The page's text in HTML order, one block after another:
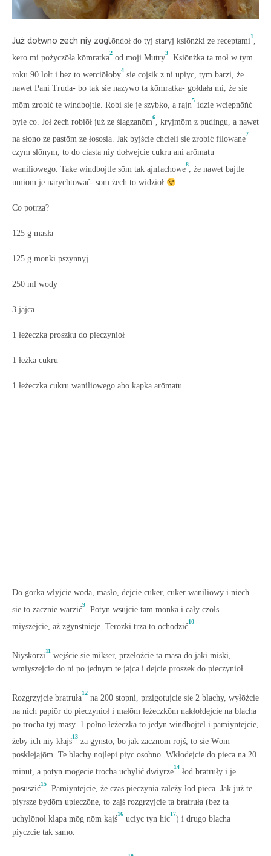
Już dołwno żech niy zaglōndoł do tyj staryj ksiōnżki ze receptami
1
,
kero mi pożyczōła kōmratka
2
od moji Mutry
3
. Ksiōnżka ta moł w tym
roku 90 lołt i bez to werciōłoby
4
sie cojsik z ni upiyc, tym barzi, że
nawet Pani Truda- bo tak sie nazywo ta kōmratka- gołdała mi, że sie
mōm zrobić te windbojtle. Robi sie je szybko, a rajn
5
idzie wciepnōńć
byle co. Joł żech robiōł już ze ślagzanōm
6
, kryjmōm z pudingu, a nawet
na słono ze pastōm ze łososia. Jak byjście chcieli sie zrobić filowane
7
czym słōnym, to do ciasta niy dołwejcie cukru ani arōmatu
waniliowego. Take windbojtle sōm tak ajnfachowe
8
, że nawet bajtle
umiōm je narychtować- sōm żech to widzioł
Co potrza?
125 g masła
125 g mōnki pszynnyj
250 ml wody
3 jajca
1 łeżeczka proszku do pieczynioł
1 łeżka cukru
1 łeżeczka cukru waniliowego abo kapka arōmatu
Do gorka wlyjcie woda, masło, dejcie cuker, cuker waniliowy i niech
sie to zacznie warzić
9
. Potyn wsujcie tam mōnka i cały czołs
miyszejcie, aż zgynstnieje. Terozki trza to ochōdzić
10
.
Niyskorzi
11
wejście sie mikser, przełōżcie ta masa do jaki miski,
wmiyszejcie do ni po jednym te jajca i dejcie proszek do pieczynioł.
Rozgrzyjcie bratruła
12
na 200 stopni, przigotujcie sie 2 blachy, wyłōżcie
na nich papiōr do pieczynioł i małōm łeżeczkōm nakłołdejcie na blacha
po trocha tyj masy. 1 połno łeżeczka to jedyn windbojtel i pamiyntejcie,
żeby ich niy kłajś
13
za gynsto, bo jak zacznōm rojś, to sie Wōm
posklejajōm. Te blachy nojlepi piyc osobno. Wkłodejcie do pieca na 20
minut, a potyn mogecie trocha uchylić dwiyrze
14
łod bratruły i je
posuszić
15
. Pamiyntejcie, że czas pieczynia zależy łod pieca. Jak już te
piyrsze bydōm upieczōne, to zajś rozgrzyjcie ta bratruła (bez ta
uchylōnoł klapa mōg nōm kajś
16
uciyc tyn hic
17
) i drugo blacha
piyczcie tak samo.